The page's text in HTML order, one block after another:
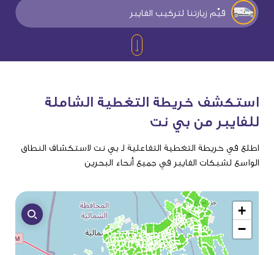
قيِّم زيارتنا لتركيب الفايبر
استكشف خريطة التغطية الشاملة
للفايبر من بي نت
اطلع في خريطة التغطية التفاعلية لـ بي نت لاستكشاف النطاق
الواسع لشبكات الفايبر في جميع أنحاء البحرين
+
−